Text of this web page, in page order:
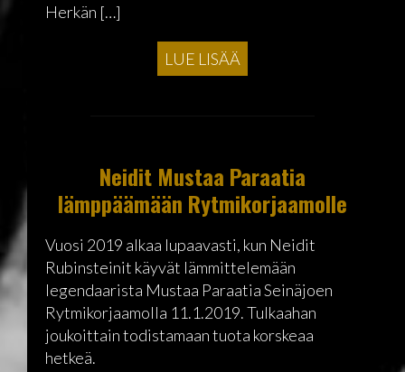
Herkän […]
LUE LISÄÄ
Neidit Mustaa Paraatia
lämppäämään Rytmikorjaamolle
Vuosi 2019 alkaa lupaavasti, kun Neidit
Rubinsteinit käyvät lämmittelemään
legendaarista Mustaa Paraatia Seinäjoen
Rytmikorjaamolla 11.1.2019. Tulkaahan
joukoittain todistamaan tuota korskeaa
hetkeä.